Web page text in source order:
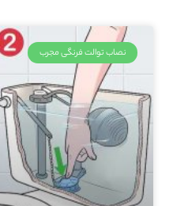
نصاب توالت فرنگی مجرب